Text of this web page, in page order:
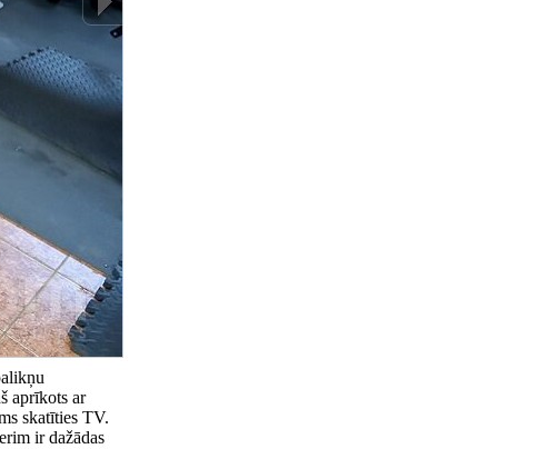
aprīkots ar
skatīties TV.
ir dažādas